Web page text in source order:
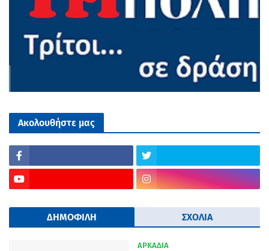
Ακολουθήστε μας
ΔΗΜΟΦΙΛΗ ΣΧΟΛΙΑ
ΑΡΚΑΔΙΑ